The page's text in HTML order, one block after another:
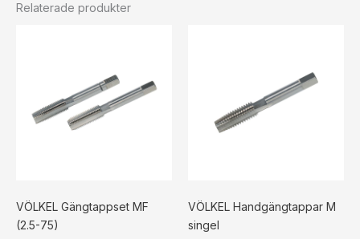
Relaterade produkter
VÖLKEL Gängtappset MF
(2.5-75)
VÖLKEL Handgängtappar M
singel